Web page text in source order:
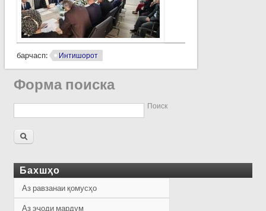
барчасп: Интишорот
Форма поиска
Поиск
Бахшҳо
Аз равзанаи қомусҳо
Аз эҷоди мардум